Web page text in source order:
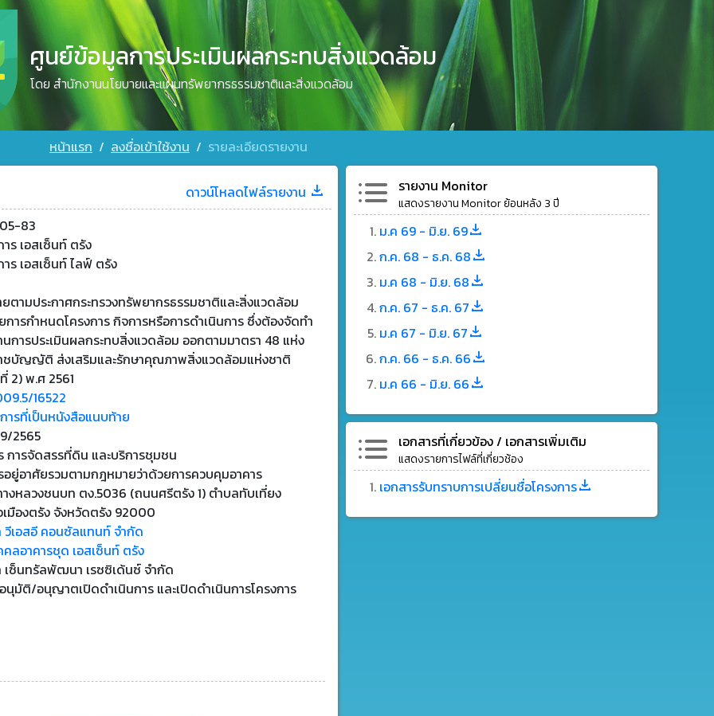
ศูนย์ข้อมูลการประเมินผลกระทบสิ่งแวดล้อม
โดย สำนักงานนโยบายและแผนทรัพยากรธรรมชาติและสิ่งแวดล้อม
หน้าแรก ลงชื่อเข้าใช้งาน รายละเอียดรายงาน
ดาวน์โหลดไฟล์รายงาน
83
าร เอสเซ็นท์ ตรัง
าร เอสเซ็นท์ ไลฟ์ ตรัง
ยตามประกาศกระทรวงทรัพยากรธรรมชาติและสิ่งแวดล้อม
การกำหนดโครงการ กิจการหรือการดำเนินการ ซึ่งต้องจัดทำ
นการประเมินผลกระทบสิ่งแวดล้อม ออกตามมาตรา 48 แห่ง
ชบัญญัติ ส่งเสริมและรักษาคุณภาพสิ่งแวดล้อมแห่งชาติ
2) พ.ศ 2561
16522
ารที่เป็นหนังสือแนบท้าย
2565
การจัดสรรที่ดิน และบริการชุมชน
อยู่อาศัยรวมตามกฎหมายว่าด้วยการควบคุมอาคาร
งหลวงชนบท ตง.5036 (ถนนศรีตรัง 1) ตำบลทับเที่ยง
เมืองตรัง จังหวัดตรัง 92000
วีเอสอี คอนซัลแทนท์ จำกัด
ลอาคารชุด เอสเซ็นท์ ตรัง
เซ็นทรัลพัฒนา เรซซิเด้นซ์ จำกัด
นุมัติ/อนุญาตเปิดดำเนินการ และเปิดดำเนินการโครงการ
รายงาน Monitor
แสดงรายงาน Monitor ย้อนหลัง 3 ปี
ม.ค 69 - มิ.ย. 69
ก.ค. 68 - ธ.ค. 68
ม.ค 68 - มิ.ย. 68
ก.ค. 67 - ธ.ค. 67
ม.ค 67 - มิ.ย. 67
ก.ค. 66 - ธ.ค. 66
ม.ค 66 - มิ.ย. 66
เอกสารที่เกี่ยวข้อง / เอกสารเพิ่มเติม
แสดงรายการไฟล์ที่เกี่ยวช้อง
เอกสารรับทราบการเปลี่ยนชื่อโครงการ